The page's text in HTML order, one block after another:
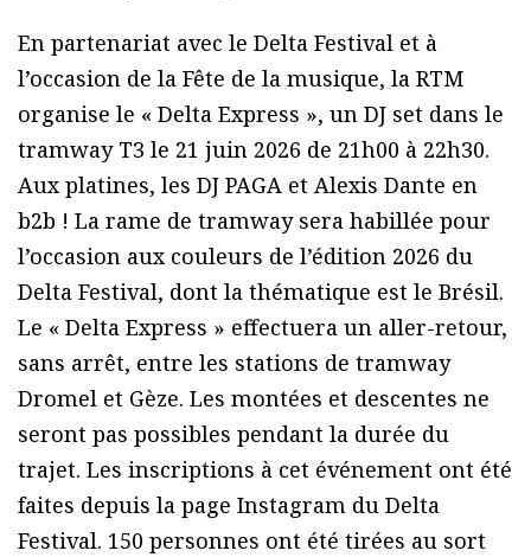
En partenariat avec le Delta Festival et à
l’occasion de la Fête de la musique, la RTM
organise le « Delta Express », un DJ set dans le
tramway T3 le 21 juin 2026 de 21h00 à 22h30.
Aux platines, les DJ PAGA et Alexis Dante en
b2b ! La rame de tramway sera habillée pour
l’occasion aux couleurs de l’édition 2026 du
Delta Festival, dont la thématique est le Brésil.
Le « Delta Express » effectuera un aller-retour,
sans arrêt, entre les stations de tramway
Dromel et Gèze. Les montées et descentes ne
seront pas possibles pendant la durée du
trajet. Les inscriptions à cet événement ont été
faites depuis la page Instagram du Delta
Festival. 150 personnes ont été tirées au sort